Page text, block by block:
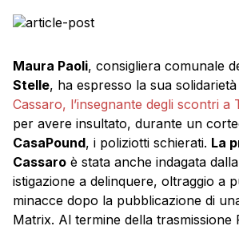
procura per istigazione a delinquere,
pubblico ufficiale e minacce dopo la
Maura Paoli, consigliera comunale
Stelle, ha espresso la sua
Cassaro, l’insegnante degli scontri a
per avere insultato, durante un
CasaPound, i poliziotti schierati. La
Cassaro è stata anche indagata
istigazione a delinquere, oltraggio a
minacce dopo la pubblicazione di
Matrix. Al termine della trasmissione